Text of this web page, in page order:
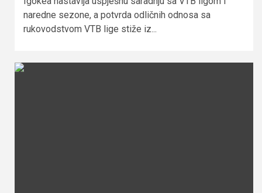
naredne sezone, a potvrda odličnih odnosa sa
rukovodstvom VTB lige stiže iz...